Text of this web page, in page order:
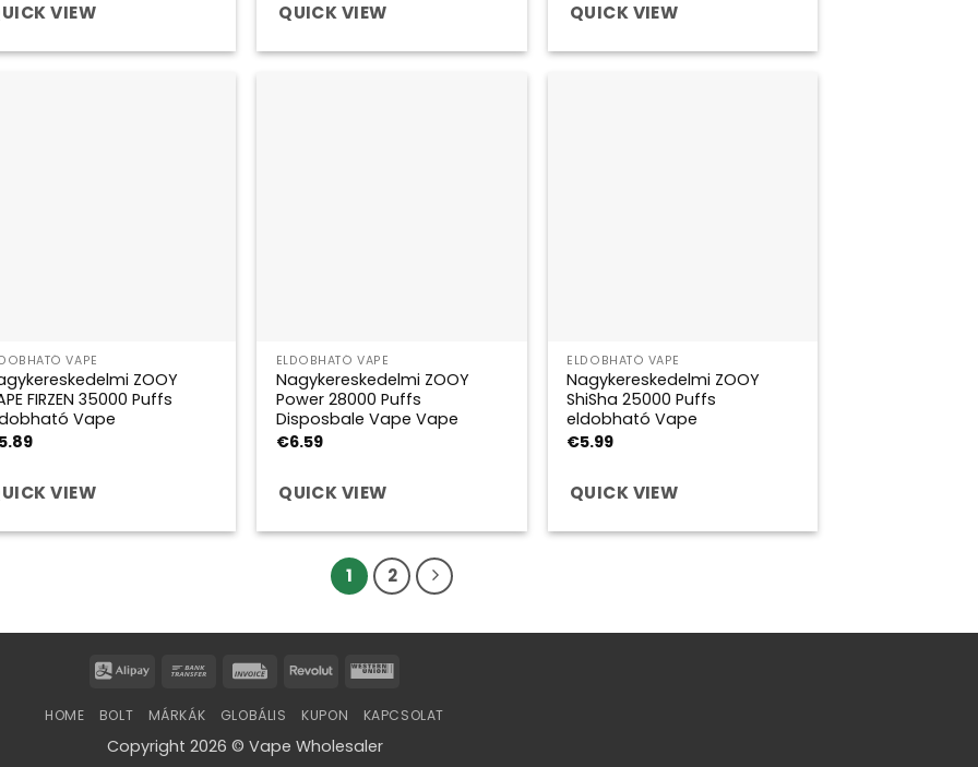
VIEW QUICK VIEW QUICK VIEW
VAPE
ZOOY
FIRZEN 35000 Puffs
Vape
5.89
VIEW
ELDOBHATÓ VAPE
Nagykereskedelmi ZOOY
Power 28000 Puffs
Disposbale Vape Vape
€6.59
QUICK VIEW
ELDOBHATÓ VAPE
Nagykereskedelmi ZOOY
ShiSha 25000 Puffs
eldobható Vape
€5.99
QUICK VIEW
1 2
Alipay
Bank
Invoice RevolutWestern
HOME BOLT MÁRKÁK GLOBÁLIS KUPON KAPCSOLAT
Copyright 2026 © Vape Wholesaler